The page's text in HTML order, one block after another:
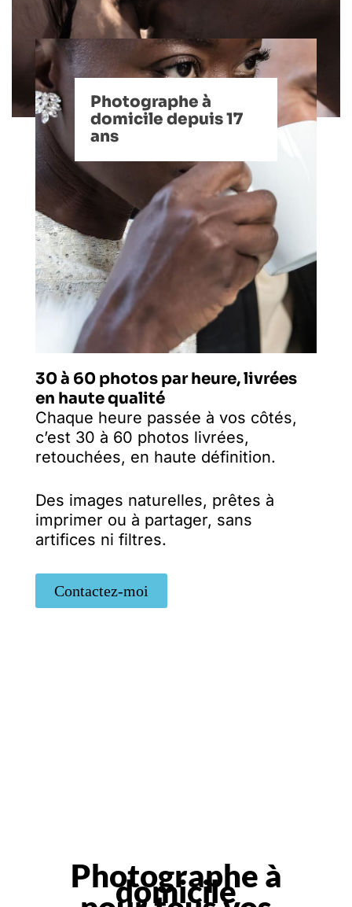
Photographe à
domicile depuis 17
ans
30 à 60 photos par heure, livrées
en haute qualité
Chaque heure passée à vos côtés,
c’est 30 à 60 photos livrées,
retouchées, en haute définition.
Des images naturelles, prêtes à
imprimer ou à partager, sans
artifices ni filtres.
Contactez-moi
Photographe à
domicile